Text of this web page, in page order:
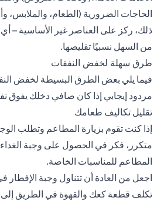
الحاجات الضرورية (الطعام، والملابس،
ذلك، ركز على العناصر غير الأساسية –
من السهل نسبيًا تقليصها.
طرق سهلة لخفض النفقات
فيما يلي بعض الطرق البسيطة لخفض
مردود إيجابي إذا كان صافي دخلك يفوق
تقليل تكاليف طعامك
إذا كنت تقوم بزيارة المطاعم وتطلب
متكرر، فكر في الحصول على وجبة الغداء
المطاعم للمناسبات الخاصة.
اجعل من العادة أن تتناول وجبة الإفطار
تكلف قطعة كعك والقهوة في الطريق